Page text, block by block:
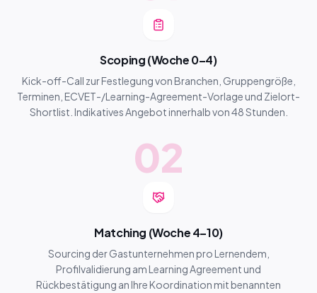
Scoping (Woche 0–4)
Kick-off-Call zur Festlegung von Branchen, Gruppengröße,
Terminen, ECVET-/Learning-Agreement-Vorlage und Zielort-
Shortlist. Indikatives Angebot innerhalb von 48 Stunden.
02
Matching (Woche 4–10)
Sourcing der Gastunternehmen pro Lernendem,
Profilvalidierung am Learning Agreement und
Rückbestätigung an Ihre Koordination mit benannten